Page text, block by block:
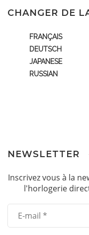
CHANGER DE
FRANÇAIS
DEUTSCH
JAPANESE
RUSSIAN
NEWSLETTER
Inscrivez vous à la
l'horlogerie